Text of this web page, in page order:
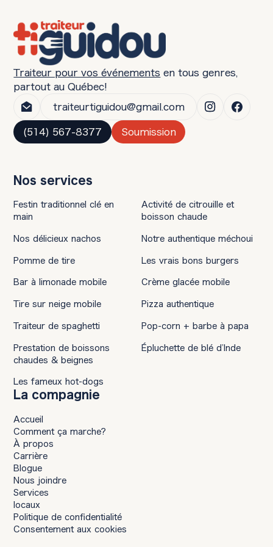
Traiteur pour vos événements en tous genres,
partout au Québec!
traiteurtiguidou@gmail.com
(514) 567-8377
Soumission
Nos services
Festin traditionnel clé en
main
Activité de citrouille et
boisson chaude
Nos délicieux nachos
Notre authentique méchoui
Pomme de tire
Les vrais bons burgers
Bar à limonade mobile
Crème glacée mobile
Tire sur neige mobile
Pizza authentique
Traiteur de spaghetti
Pop-corn + barbe à papa
Prestation de boissons
chaudes & beignes
Épluchette de blé d’Inde
Les fameux hot-dogs
La compagnie
Accueil
Comment ça marche?
À propos
Carrière
Blogue
Nous joindre
Services
locaux
Politique de confidentialité
Consentement aux cookies